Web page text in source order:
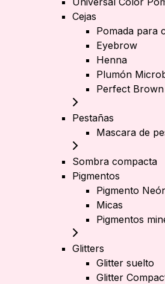
Cejas
Pomada para
Eyebrow
Henna
Plumón
Perfect Brown
Pestañas
Mascara de
Sombra compacta
Pigmentos
Pigmento
Micas
Pigmentos
Glitters
Glitter suelto
Glitter